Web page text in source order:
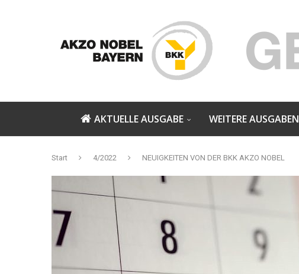
AKTUELLE AUSGABE WEITERE AUSGABEN
Start 4/2022 NEUIGKEITEN VON DER BKK AKZO NOBEL